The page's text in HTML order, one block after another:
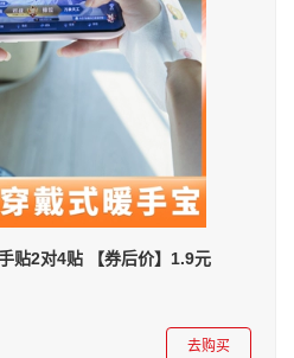
贴2对4贴 【券后价】1.9元
去购买